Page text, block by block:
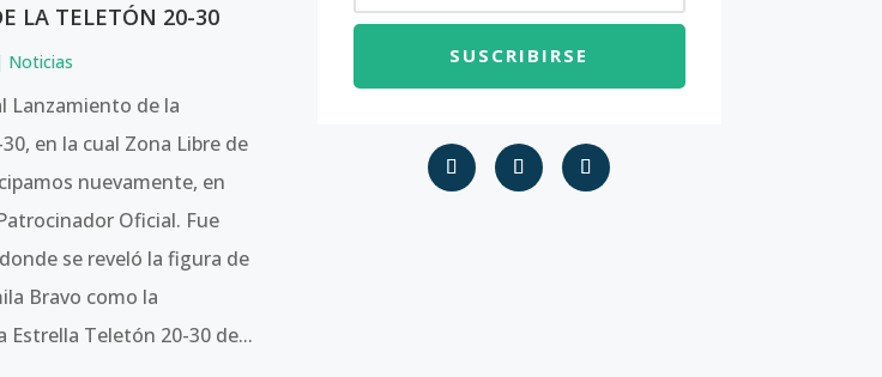
LA TELETÓN 20-30
Noticias
Lanzamiento de la
en la cual Zona Libre de
nuevamente, en
Oficial. Fue
se reveló la figura de
Bravo como la
Estrella Teletón 20-30 de...
SUSCRIBIRSE